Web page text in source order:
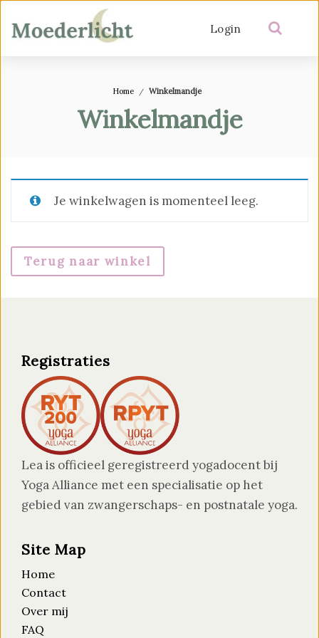
Login
Home Winkelmandje
Winkelmandje
Je winkelwagen is momenteel leeg.
Terug naar winkel
Registraties
Lea is officieel geregistreerd yogadocent bij
Yoga Alliance met een specialisatie op het
gebied van zwangerschaps- en postnatale yoga.
Site Map
Home
Contact
Over mij
FAQ